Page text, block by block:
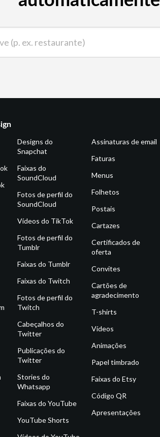
Designs do
Snapchat
Faixas do
SoundCloud
Fotos de perfil do
SoundCloud
Vídeos do TikTok
Fotos de perfil do
Tumblr
Faixas do Tumblr
Faixas do Twitch
Fotos de perfil do
Twitch
Cabeçalhos do
Twitter
Publicações do
Twitter
Stories do
Whatsapp
Faixas do YouTube
YouTube Shorts
Assinaturas de email
Faturas
Menus
Folhetos
Postais
Cartazes
Certificados de
oferta
Convites
Cartões de
agradecimento
T-shirts
Vídeos
Animações
Papel timbrado
Faixas do Etsy
Código QR
Apresentações